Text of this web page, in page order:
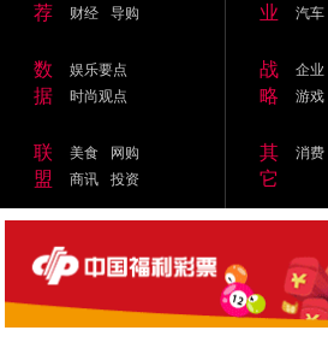
荐
财经
导购
业
汽车
数
据
娱乐要点
时尚观点
战
略
企业
游戏
联
盟
美食
网购
商讯
投资
其
它
消费